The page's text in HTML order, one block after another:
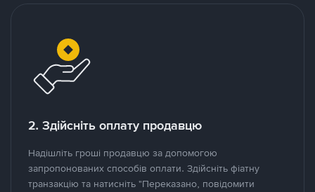
2. Здійсніть оплату продавцю
Надішліть гроші продавцю за допомогою
запропонованих способів оплати. Здійсніть фіатну
транзакцію та натисніть "Переказано, повідомити